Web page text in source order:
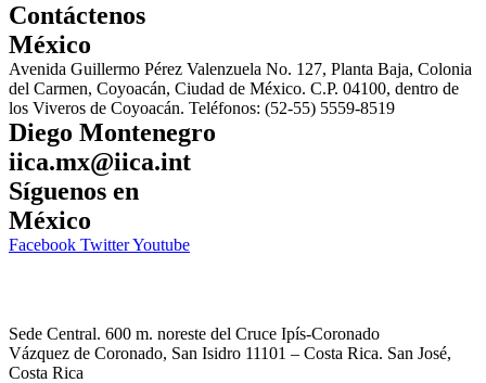
Contáctenos
México
Avenida Guillermo Pérez Valenzuela No. 127, Planta Baja, Colonia
del Carmen, Coyoacán, Ciudad de México. C.P. 04100, dentro de
los Viveros de Coyoacán. Teléfonos: (52-55) 5559-8519
Diego Montenegro
iica.mx@iica.int
Síguenos en
México
Facebook TwitterYoutube
Sede Central. 600 m. noreste del Cruce Ipís-Coronado
Vázquez de Coronado, San Isidro 11101 – Costa Rica. San José,
Costa Rica